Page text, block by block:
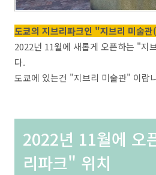
도쿄의 지브리파크인 "지브리 미술
2022년 11월에 새롭게 오픈하는 "지
다.
도쿄에 있는건 "지브리 미술관" 이랍
2022년 11월에 오
리파크" 위치